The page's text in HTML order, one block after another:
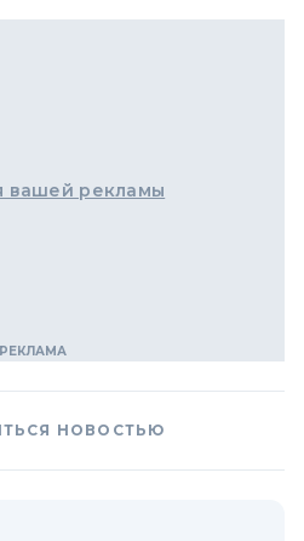
вашей рекламы
НОВОСТЬЮ